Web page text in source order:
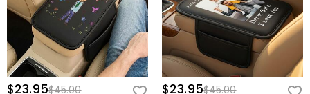
$23.95$45.00 $23.95$45.00